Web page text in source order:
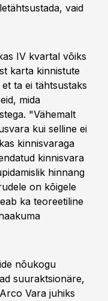
vaid
IV kvartal võiks
karta kinnistute
ta ei tähtsustaks
mida
"Vähemalt
kui selline ei
kinnisvaraga
kinnisvara
hinnang
on kõigele
ka teoreetiline
nõukogu
suuraktsionäre,
Vara juhiks